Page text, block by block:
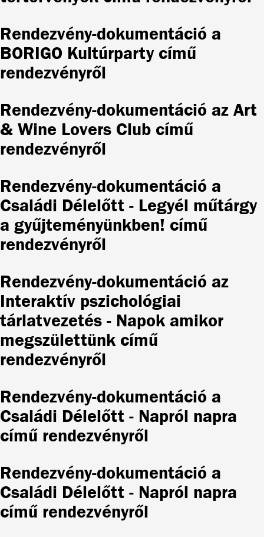
Rendezvény-dokumentáció a
BORIGO Kultúrparty című
rendezvényről
Rendezvény-dokumentáció az Art
& Wine Lovers Club című
rendezvényről
Rendezvény-dokumentáció a
Családi Délelőtt - Legyél műtárgy
a gyűjteményünkben! című
rendezvényről
Rendezvény-dokumentáció az
Interaktív pszichológiai
tárlatvezetés - Napok amikor
megszülettünk című
rendezvényről
Rendezvény-dokumentáció a
Családi Délelőtt - Napról napra
című rendezvényről
Rendezvény-dokumentáció a
Családi Délelőtt - Napról napra
című rendezvényről